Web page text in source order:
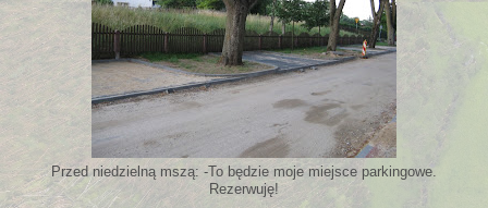
Przed niedzielną mszą: -To będzie moje miejsce parkingowe.
Rezerwuję!